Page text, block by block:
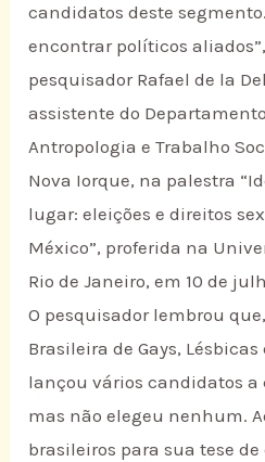
candidatos deste
encontrar políticos
pesquisador Rafael de la
assistente do
Antropologia e Trabalho
Nova Iorque, na palestra
lugar: eleições e direitos
México”, proferida na
Rio de Janeiro, em 10 de
O pesquisador lembrou
Brasileira de Gays, Lésbicas
lançou vários candidatos a
mas não elegeu nenhum.
brasileiros para sua tese